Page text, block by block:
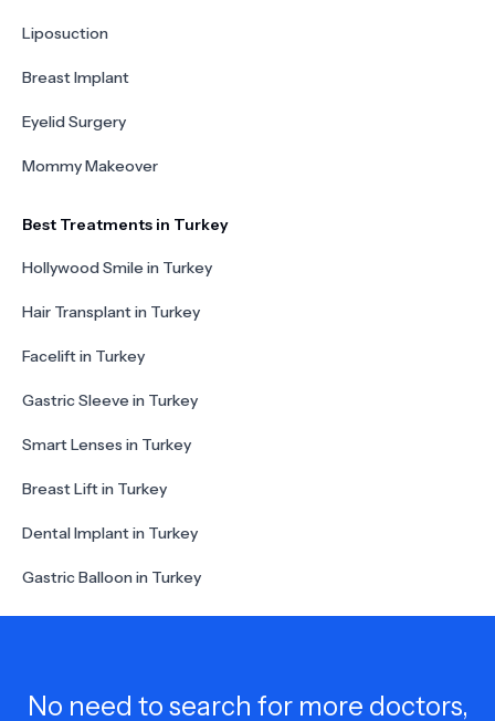
Liposuction
Breast Implant
Eyelid Surgery
Mommy Makeover
Best Treatments in Turkey
Hollywood Smile in Turkey
Hair Transplant in Turkey
Facelift in Turkey
Gastric Sleeve in Turkey
Smart Lenses in Turkey
Breast Lift in Turkey
Dental Implant in Turkey
Gastric Balloon in Turkey
No need to search for more doctors,